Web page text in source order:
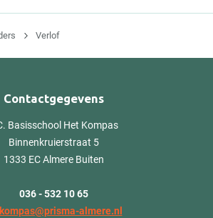
Verlof
Contactgegevens
Basisschool Het Kompas
Binnenkruierstraat 5
1333 EC Almere Buiten
036 - 532 10 65
almere.nl